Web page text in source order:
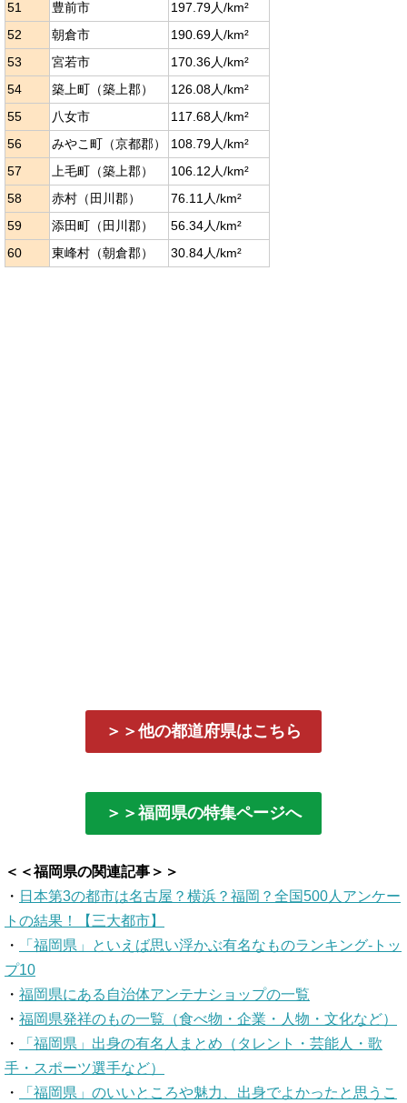
51
豊前市
197.79人/km²
52
朝倉市
190.69人/km²
53
宮若市
170.36人/km²
54
築上町（築上郡）
126.08人/km²
55
八女市
117.68人/km²
56
みやこ町（京都郡）
108.79人/km²
57
上毛町（築上郡）
106.12人/km²
58
赤村（田川郡）
76.11人/km²
59
添田町（田川郡）
56.34人/km²
60
東峰村（朝倉郡） 30.84人/km²
＞＞他の都道府県はこちら
＞＞福岡県の特集ページへ
＜＜福岡県の関連記事＞＞
・ 日本第3の都市は名古屋？横浜？福岡？全国500人アンケー
トの結果！【三大都市】
・
「福岡県」といえば思い浮かぶ有名なものランキング-トッ
プ10
・ 福岡県にある自治体アンテナショップの一覧
・ 福岡県発祥のもの一覧（食べ物・企業・人物・文化など）
・
「福岡県」出身の有名人まとめ（タレント・芸能人・歌
手・スポーツ選手など）
・
「福岡県」のいいところや魅力、出身でよかったと思うこ